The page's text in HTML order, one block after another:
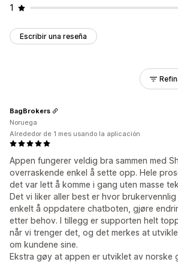
1
Escribir una reseña
Appen fungerer veldig bra sammen med
overraskende enkel å sette opp. Hele
det var lett å komme i gang uten masse
Det vi liker aller best er hvor brukervennlig
enkelt å oppdatere chatboten, gjøre
etter behov. I tillegg er supporten helt
når vi trenger det, og det merkes at
om kundene sine.
Ekstra gøy at appen er utviklet av norske
BagBrokers
Noruega
Alrededor de 1 mes usando la aplicación